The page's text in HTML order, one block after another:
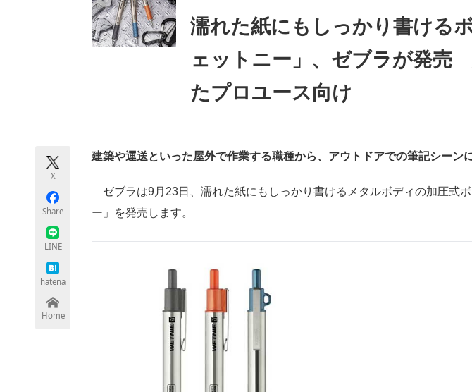
ITエンジニア向け専門サイト 企業向けIT製品の総合サイト IT製品の技
ちょっと気になるネットの話題
濡れた紙にもしっかり書ける
ェットニー」、ゼブラが発売
たプロユース向け
X
Share
LINE
hatena
Home
建築や運送といった屋外で作業する職種から、アウトドアでの筆記シーンに
ゼブラは9月23日、濡れた紙にもしっかり書けるメタルボディの加圧式
ー」を発売します。